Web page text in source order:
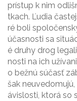
prístup k nim
tkach. Ľudia
ré boli
účasnosti sa
é druhy drog
nosti na ich
o bežnú súčasť
šak
ávislosti, ktorá so